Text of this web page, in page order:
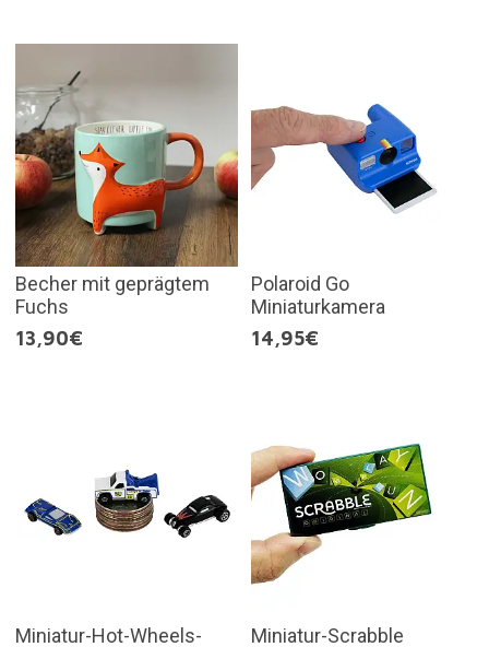
Becher mit geprägtem
Fuchs
13,90€
Polaroid Go
Miniaturkamera
14,95€
Miniatur-Hot-Wheels-
Miniatur-Scrabble